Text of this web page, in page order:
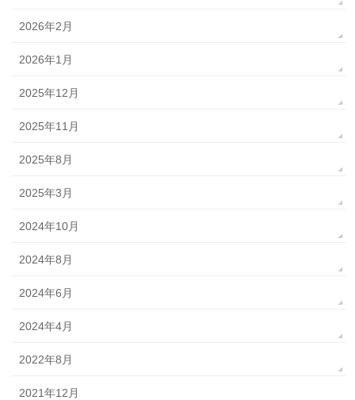
2026年2月
2026年1月
2025年12月
2025年11月
2025年8月
2025年3月
2024年10月
2024年8月
2024年6月
2024年4月
2022年8月
2021年12月